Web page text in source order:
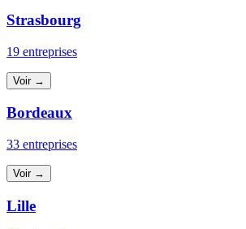
Strasbourg
19 entreprises
Voir →
Bordeaux
33 entreprises
Voir →
Lille